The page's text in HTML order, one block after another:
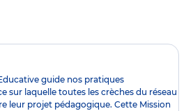
guide nos pratiques
sur laquelle toutes les crèches du réseau
leur projet pédagogique. Cette Mission